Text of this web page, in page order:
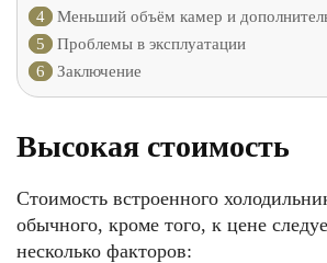
4
Меньший объём камер и
5
Проблемы в эксплуатации
6
Заключение
Высокая стоимость
Стоимость встроенного
обычного, кроме того, к цене
несколько факторов: